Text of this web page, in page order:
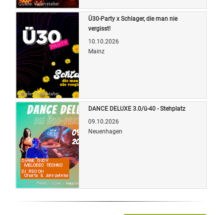
Quelle: Veranstalter
Quelle: Veranstalter
Ü30-Party x Schlager, die man nie
vergisst!
10.10.2026
Mainz
Quelle: Veranstalter
DANCE DELUXE 3.0/ü-40 - Stehplatz
09.10.2026
Neuenhagen